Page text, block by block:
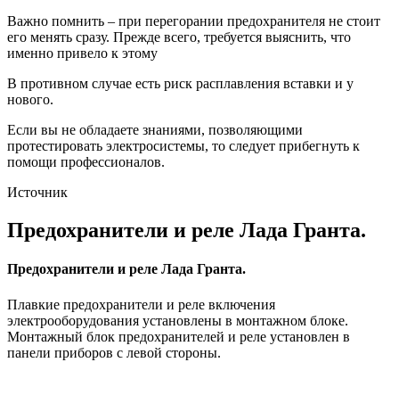
Важно помнить – при перегорании предохранителя не стоит
его менять сразу. Прежде всего, требуется выяснить, что
именно привело к этому
В противном случае есть риск расплавления вставки и у
нового.
Если вы не обладаете знаниями, позволяющими
протестировать электросистемы, то следует прибегнуть к
помощи профессионалов.
Источник
Предохранители и реле Лада Гранта.
Предохранители и реле Лада Гранта.
Плавкие предохранители и реле включения
электрооборудования установлены в монтажном блоке.
Монтажный блок предохранителей и реле установлен в
панели приборов с левой стороны.